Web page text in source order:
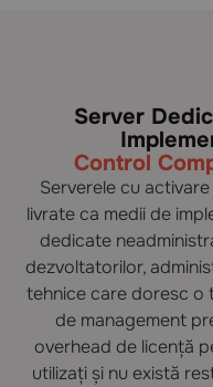
Server
Control
Serverele cu
livrate ca medii de
dedicate
dezvoltatorilor,
tehnice care doresc o
de management
overhead de licență
utilizați și nu există